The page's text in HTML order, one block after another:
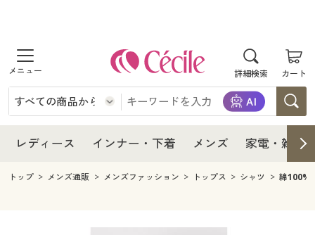
詳細検索 カート
商品を探す
レディース
レディースファッション
インナー・下着
インナー・下着通販すべて
メンズ
レディース インナー・下着 メンズ 家電・雑貨
レディース
レディース通販すべて
レディースファッション
インナー・下着
インナー・下着通販すべて
メンズ
トップ メンズ通販 メンズファッション トップス シャツ 綿100%